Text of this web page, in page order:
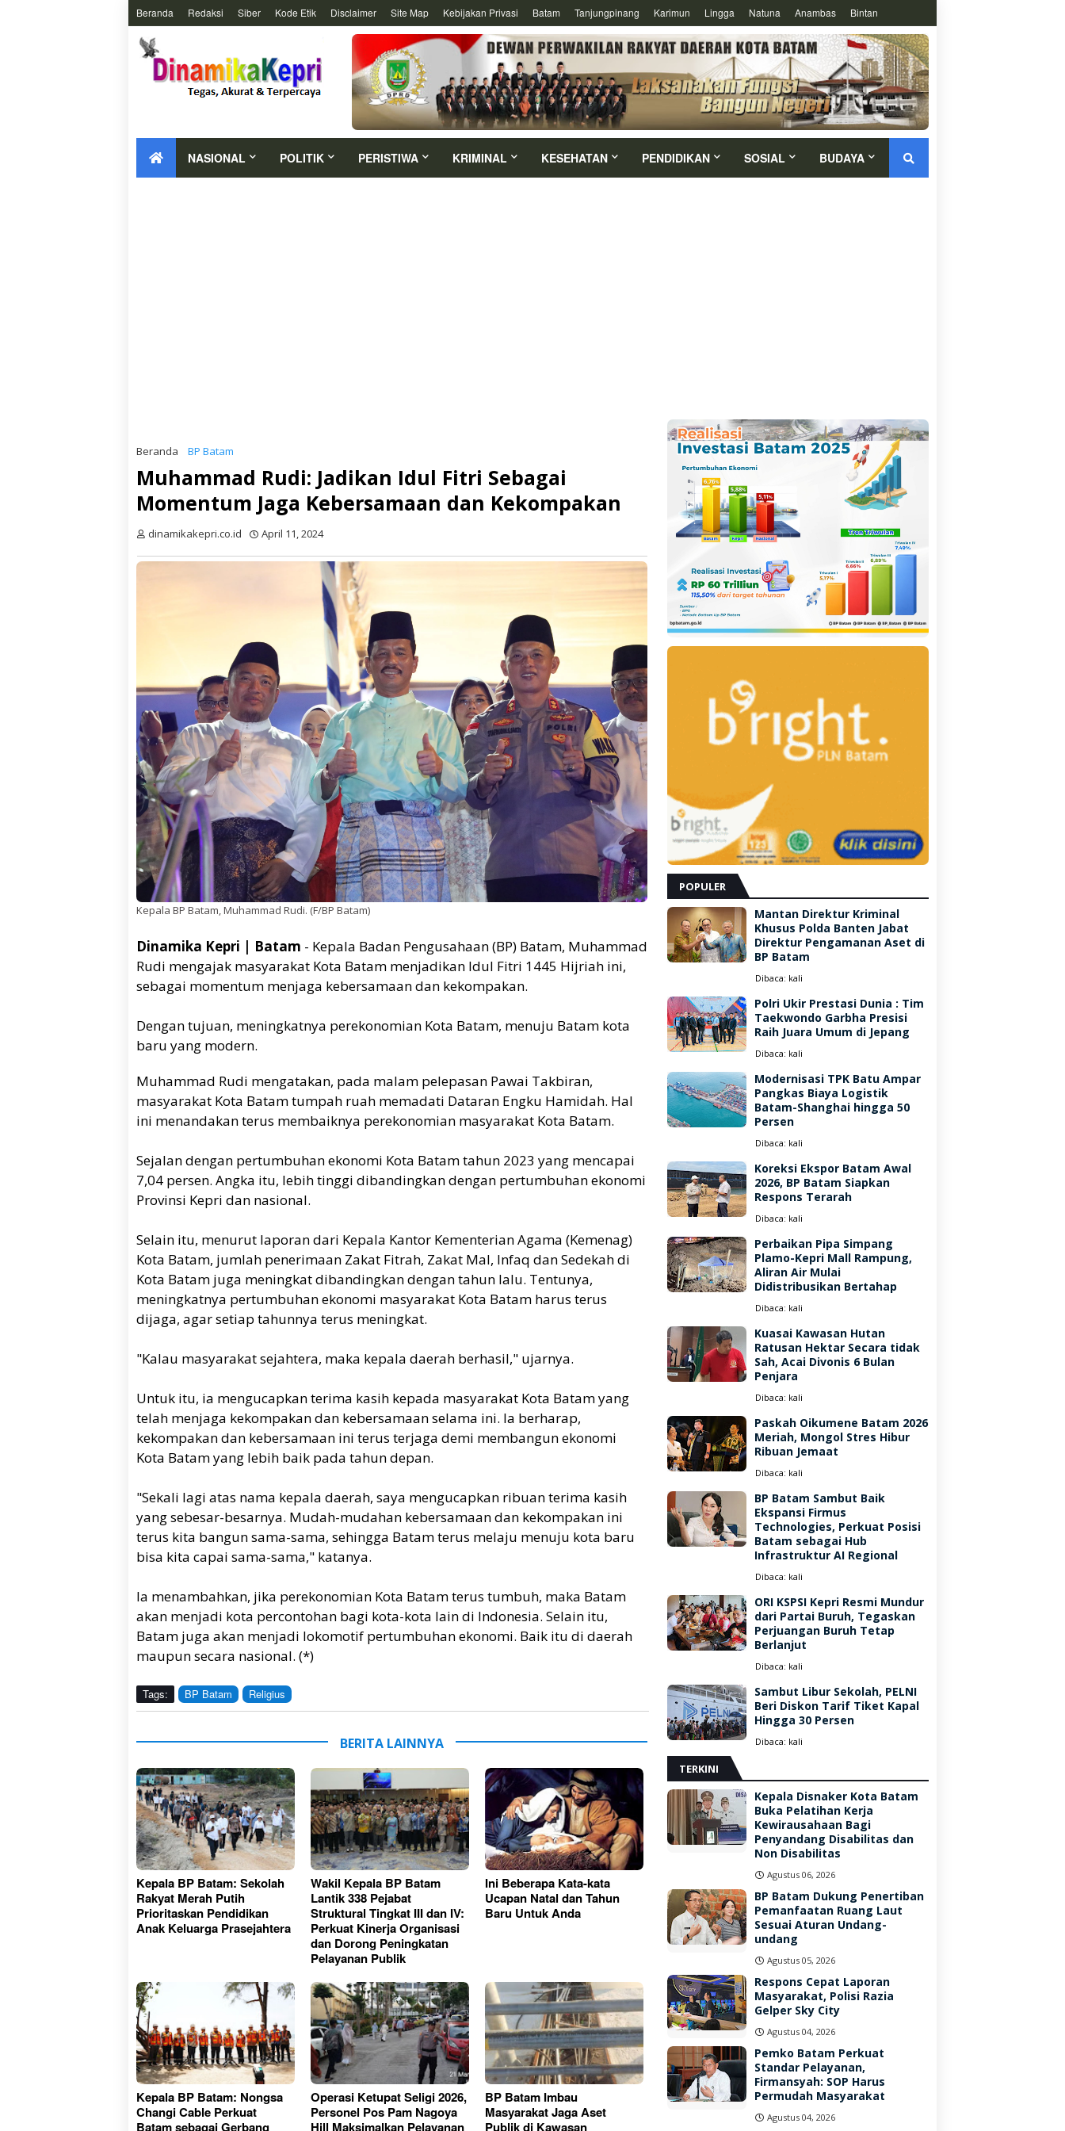
Beranda Redaksi Siber Kode Etik Disclaimer Site Map Kebijakan Privasi Batam Tanjungpinang Karimun Lingga Natuna Anambas Bintan
NASIONAL POLITIK PERISTIWA KRIMINAL KESEHATAN PENDIDIKAN SOSIAL BUDAYA
Beranda BP Batam
Muhammad Rudi: Jadikan Idul Fitri Sebagai
Momentum Jaga Kebersamaan dan Kekompakan
dinamikakepri.co.id April 11, 2024
Kepala BP Batam, Muhammad Rudi. (F/BP Batam)
Dinamika Kepri | Batam - Kepala Badan Pengusahaan (BP) Batam, Muhammad
Rudi mengajak masyarakat Kota Batam menjadikan Idul Fitri 1445 Hijriah ini,
sebagai momentum menjaga kebersamaan dan kekompakan.
Dengan tujuan, meningkatnya perekonomian Kota Batam, menuju Batam kota
baru yang modern.
Muhammad Rudi mengatakan, pada malam pelepasan Pawai Takbiran,
masyarakat Kota Batam tumpah ruah memadati Dataran Engku Hamidah. Hal
ini menandakan terus membaiknya perekonomian masyarakat Kota Batam.
Sejalan dengan pertumbuhan ekonomi Kota Batam tahun 2023 yang mencapai
7,04 persen. Angka itu, lebih tinggi dibandingkan dengan pertumbuhan ekonomi
Provinsi Kepri dan nasional.
Selain itu, menurut laporan dari Kepala Kantor Kementerian Agama (Kemenag)
Kota Batam, jumlah penerimaan Zakat Fitrah, Zakat Mal, Infaq dan Sedekah di
Kota Batam juga meningkat dibandingkan dengan tahun lalu. Tentunya,
meningkatnya pertumbuhan ekonomi masyarakat Kota Batam harus terus
dijaga, agar setiap tahunnya terus meningkat.
"Kalau masyarakat sejahtera, maka kepala daerah berhasil," ujarnya.
Untuk itu, ia mengucapkan terima kasih kepada masyarakat Kota Batam yang
telah menjaga kekompakan dan kebersamaan selama ini. Ia berharap,
kekompakan dan kebersamaan ini terus terjaga demi membangun ekonomi
Kota Batam yang lebih baik pada tahun depan.
"Sekali lagi atas nama kepala daerah, saya mengucapkan ribuan terima kasih
yang sebesar-besarnya. Mudah-mudahan kebersamaan dan kekompakan ini
terus kita bangun sama-sama, sehingga Batam terus melaju menuju kota baru
bisa kita capai sama-sama," katanya.
Ia menambahkan, jika perekonomian Kota Batam terus tumbuh, maka Batam
akan menjadi kota percontohan bagi kota-kota lain di Indonesia. Selain itu,
Batam juga akan menjadi lokomotif pertumbuhan ekonomi. Baik itu di daerah
maupun secara nasional. (*)
Tags: BP Batam Religius
BERITA LAINNYA
Kepala BP Batam: Sekolah
Rakyat Merah Putih
Prioritaskan Pendidikan
Anak Keluarga Prasejahtera
Wakil Kepala BP Batam
Lantik 338 Pejabat
Struktural Tingkat III dan IV:
Perkuat Kinerja Organisasi
dan Dorong Peningkatan
Pelayanan Publik
Ini Beberapa Kata-kata
Ucapan Natal dan Tahun
Baru Untuk Anda
Kepala BP Batam: Nongsa
Changi Cable Perkuat
Batam sebagai Gerbang
Operasi Ketupat Seligi 2026,
Personel Pos Pam Nagoya
Hill Maksimalkan Pelayanan
BP Batam Imbau
Masyarakat Jaga Aset
Publik di Kawasan
POPULER
Mantan Direktur Kriminal
Khusus Polda Banten Jabat
Direktur Pengamanan Aset di
BP Batam
Dibaca: kali
Polri Ukir Prestasi Dunia : Tim
Taekwondo Garbha Presisi
Raih Juara Umum di Jepang
Dibaca: kali
Modernisasi TPK Batu Ampar
Pangkas Biaya Logistik
Batam-Shanghai hingga 50
Persen
Dibaca: kali
Koreksi Ekspor Batam Awal
2026, BP Batam Siapkan
Respons Terarah
Dibaca: kali
Perbaikan Pipa Simpang
Plamo-Kepri Mall Rampung,
Aliran Air Mulai
Didistribusikan Bertahap
Dibaca: kali
Kuasai Kawasan Hutan
Ratusan Hektar Secara tidak
Sah, Acai Divonis 6 Bulan
Penjara
Dibaca: kali
Paskah Oikumene Batam 2026
Meriah, Mongol Stres Hibur
Ribuan Jemaat
Dibaca: kali
BP Batam Sambut Baik
Ekspansi Firmus
Technologies, Perkuat Posisi
Batam sebagai Hub
Infrastruktur AI Regional
Dibaca: kali
ORI KSPSI Kepri Resmi Mundur
dari Partai Buruh, Tegaskan
Perjuangan Buruh Tetap
Berlanjut
Dibaca: kali
Sambut Libur Sekolah, PELNI
Beri Diskon Tarif Tiket Kapal
Hingga 30 Persen
Dibaca: kali
TERKINI
Kepala Disnaker Kota Batam
Buka Pelatihan Kerja
Kewirausahaan Bagi
Penyandang Disabilitas dan
Non Disabilitas
Agustus 06, 2026
BP Batam Dukung Penertiban
Pemanfaatan Ruang Laut
Sesuai Aturan Undang-
undang
Agustus 05, 2026
Respons Cepat Laporan
Masyarakat, Polisi Razia
Gelper Sky City
Agustus 04, 2026
Pemko Batam Perkuat
Standar Pelayanan,
Firmansyah: SOP Harus
Permudah Masyarakat
Agustus 04, 2026